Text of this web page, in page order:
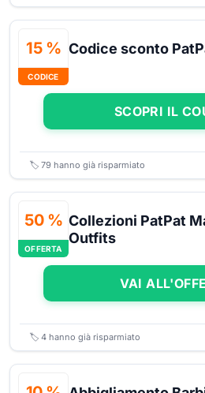
15 %
CODICE
Codice sconto
SCOPRI IL
🏷️ 79 hanno già risparmiato
50 %
OFFERTA
Collezioni PatPat
Outfits
VAI
🏷️ 4 hanno già risparmiato